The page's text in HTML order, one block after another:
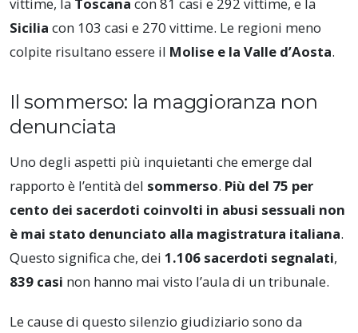
vittime, la Toscana con 81 casi e 292 vittime, e la
Sicilia con 103 casi e 270 vittime. Le regioni meno
colpite risultano essere il Molise e la Valle d’Aosta.
Il sommerso: la maggioranza non
denunciata
Uno degli aspetti più inquietanti che emerge dal
rapporto è l’entità del sommerso. Più del 75 per
cento dei sacerdoti coinvolti in abusi sessuali non
è mai stato denunciato alla magistratura italiana.
Questo significa che, dei 1.106 sacerdoti segnalati,
839 casi non hanno mai visto l’aula di un tribunale.
Le cause di questo silenzio giudiziario sono da